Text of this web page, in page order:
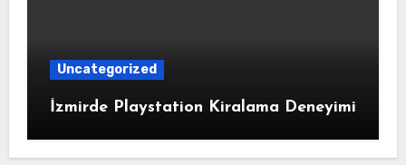
Uncategorized
İzmirde Playstation Kiralama Deneyimi